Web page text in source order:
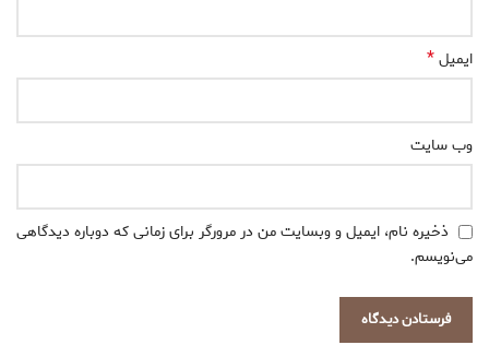
ایمیل*
وب‌ سایت
ذخیره نام، ایمیل و وبسایت من در مرورگر برای زمانی که دوباره دیدگاهی
می‌نویسم.